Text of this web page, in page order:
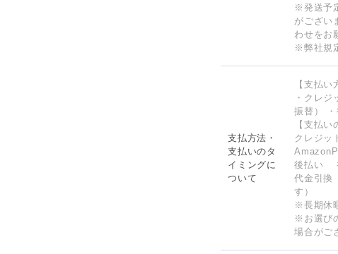
※発送予
がござい
わせをお
※弊社規
支払方法・
支払いのタ
イミングに
ついて
【支払い
・クレ
振替） ・
【支払い
クレジッ
後払い
代金引換
す）
※長期休
※お選び
場合がご